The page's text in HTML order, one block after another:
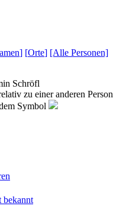
] [Orte] [Alle Personen]
Schröfl
zu einer anderen Person
Symbol
bekannt